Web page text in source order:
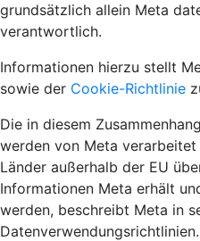
grundsätzlich allein Meta
verantwortlich.
Informationen hierzu stellt
sowie der Cookie-Richtlinie
Die in diesem
werden von Meta
Länder außerhalb der EU
Informationen Meta erhält
werden, beschreibt Meta in